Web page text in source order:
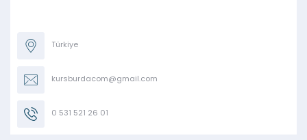
Türkiye
kursburdacom@gmail.com
0 531 521 26 01